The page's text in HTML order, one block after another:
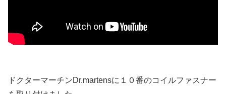
ドクターマーチンDr.martensに１０番のコイルファスナー